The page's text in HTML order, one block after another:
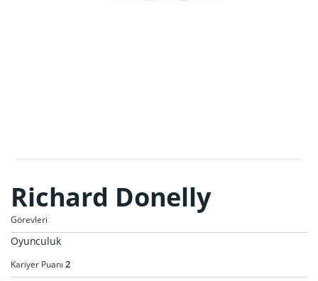
Richard Donelly
Görevleri
Oyunculuk
Kariyer Puanı 2